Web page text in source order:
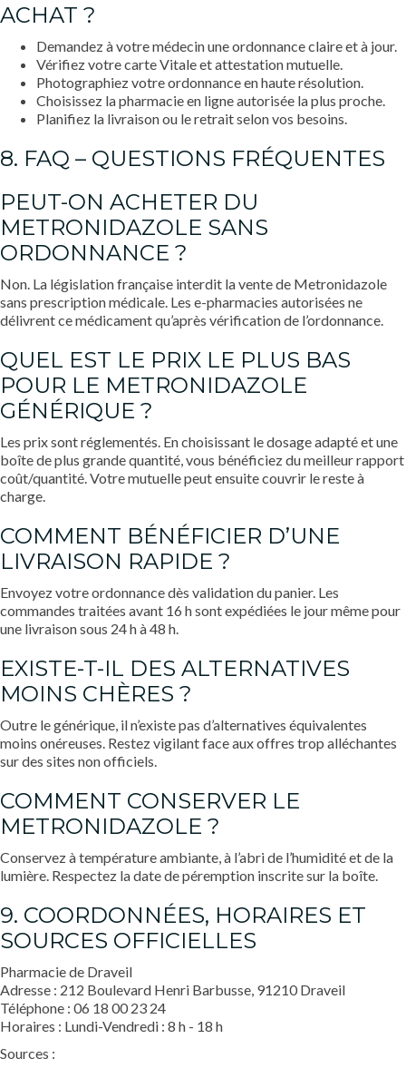
ACHAT ?
Demandez à votre médecin une ordonnance claire et à jour.
Vérifiez votre carte Vitale et attestation mutuelle.
Photographiez votre ordonnance en haute résolution.
Choisissez la pharmacie en ligne autorisée la plus proche.
Planifiez la livraison ou le retrait selon vos besoins.
8. FAQ – QUESTIONS FRÉQUENTES
PEUT-ON ACHETER DU
METRONIDAZOLE SANS
ORDONNANCE ?
Non. La législation française interdit la vente de Metronidazole
sans prescription médicale. Les e-pharmacies autorisées ne
délivrent ce médicament qu’après vérification de l’ordonnance.
QUEL EST LE PRIX LE PLUS BAS
POUR LE METRONIDAZOLE
GÉNÉRIQUE ?
Les prix sont réglementés. En choisissant le dosage adapté et une
boîte de plus grande quantité, vous bénéficiez du meilleur rapport
coût/quantité. Votre mutuelle peut ensuite couvrir le reste à
charge.
COMMENT BÉNÉFICIER D’UNE
LIVRAISON RAPIDE ?
Envoyez votre ordonnance dès validation du panier. Les
commandes traitées avant 16 h sont expédiées le jour même pour
une livraison sous 24 h à 48 h.
EXISTE-T-IL DES ALTERNATIVES
MOINS CHÈRES ?
Outre le générique, il n’existe pas d’alternatives équivalentes
moins onéreuses. Restez vigilant face aux offres trop alléchantes
sur des sites non officiels.
COMMENT CONSERVER LE
METRONIDAZOLE ?
Conservez à température ambiante, à l’abri de l’humidité et de la
lumière. Respectez la date de péremption inscrite sur la boîte.
9. COORDONNÉES, HORAIRES ET
SOURCES OFFICIELLES
Pharmacie de Draveil
Adresse : 212 Boulevard Henri Barbusse, 91210 Draveil
Téléphone : 06 18 00 23 24
Horaires : Lundi-Vendredi : 8 h - 18 h
Sources :